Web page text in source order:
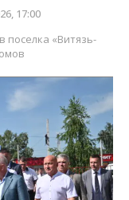
17:00
поселка «Витязь-